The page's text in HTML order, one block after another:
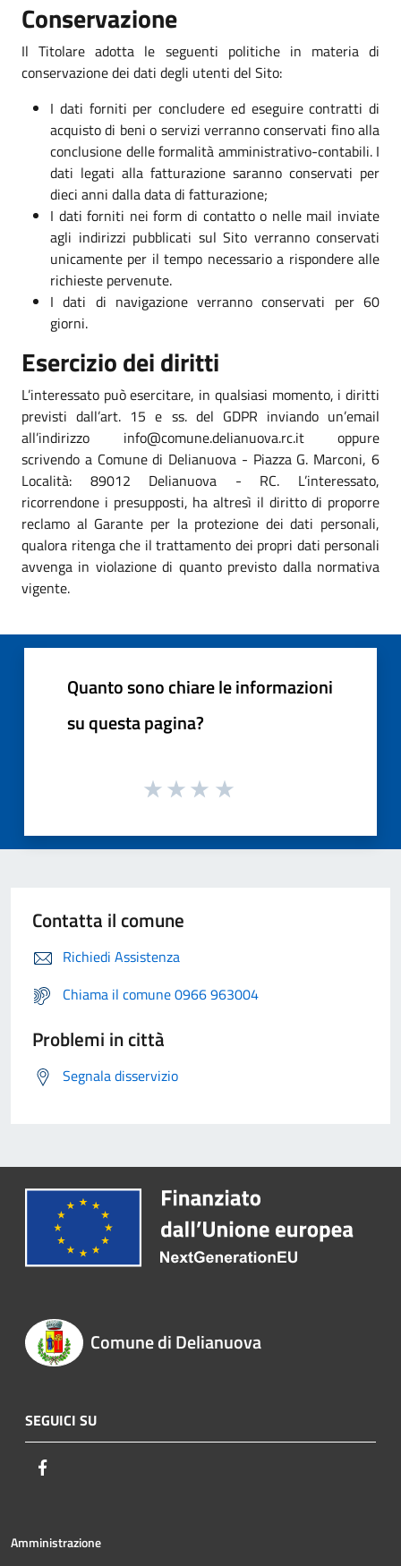
Conservazione
Il Titolare adotta le seguenti politiche in materia di
conservazione dei dati degli utenti del Sito:
I dati forniti per concludere ed eseguire contratti di
acquisto di beni o servizi verranno conservati fino alla
conclusione delle formalità amministrativo-contabili. I
dati legati alla fatturazione saranno conservati per
dieci anni dalla data di fatturazione;
I dati forniti nei form di contatto o nelle mail inviate
agli indirizzi pubblicati sul Sito verranno conservati
unicamente per il tempo necessario a rispondere alle
richieste pervenute.
I dati di navigazione verranno conservati per 60
giorni.
Esercizio dei diritti
L’interessato può esercitare, in qualsiasi momento, i diritti
previsti dall’art. 15 e ss. del GDPR inviando un’email
all’indirizzo info@comune.delianuova.rc.it oppure
scrivendo a Comune di Delianuova - Piazza G. Marconi, 6
Località: 89012 Delianuova - RC. L’interessato,
ricorrendone i presupposti, ha altresì il diritto di proporre
reclamo al Garante per la protezione dei dati personali,
qualora ritenga che il trattamento dei propri dati personali
avvenga in violazione di quanto previsto dalla normativa
vigente.
Quanto sono chiare le informazioni
su questa pagina?
Contatta il comune
Richiedi Assistenza
Chiama il comune 0966 963004
Problemi in città
Segnala disservizio
Comune di Delianuova
SEGUICI SU
Amministrazione